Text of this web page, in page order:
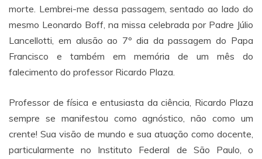
morte. Lembrei-me dessa passagem, sentado ao lado do
mesmo Leonardo Boff, na missa celebrada por Padre Júlio
Lancellotti, em alusão ao 7º dia da passagem do Papa
Francisco e também em memória de um mês do
falecimento do professor Ricardo Plaza.
Professor de física e entusiasta da ciência, Ricardo Plaza
sempre se manifestou como agnóstico, não como um
crente! Sua visão de mundo e sua atuação como docente,
particularmente no Instituto Federal de São Paulo, o